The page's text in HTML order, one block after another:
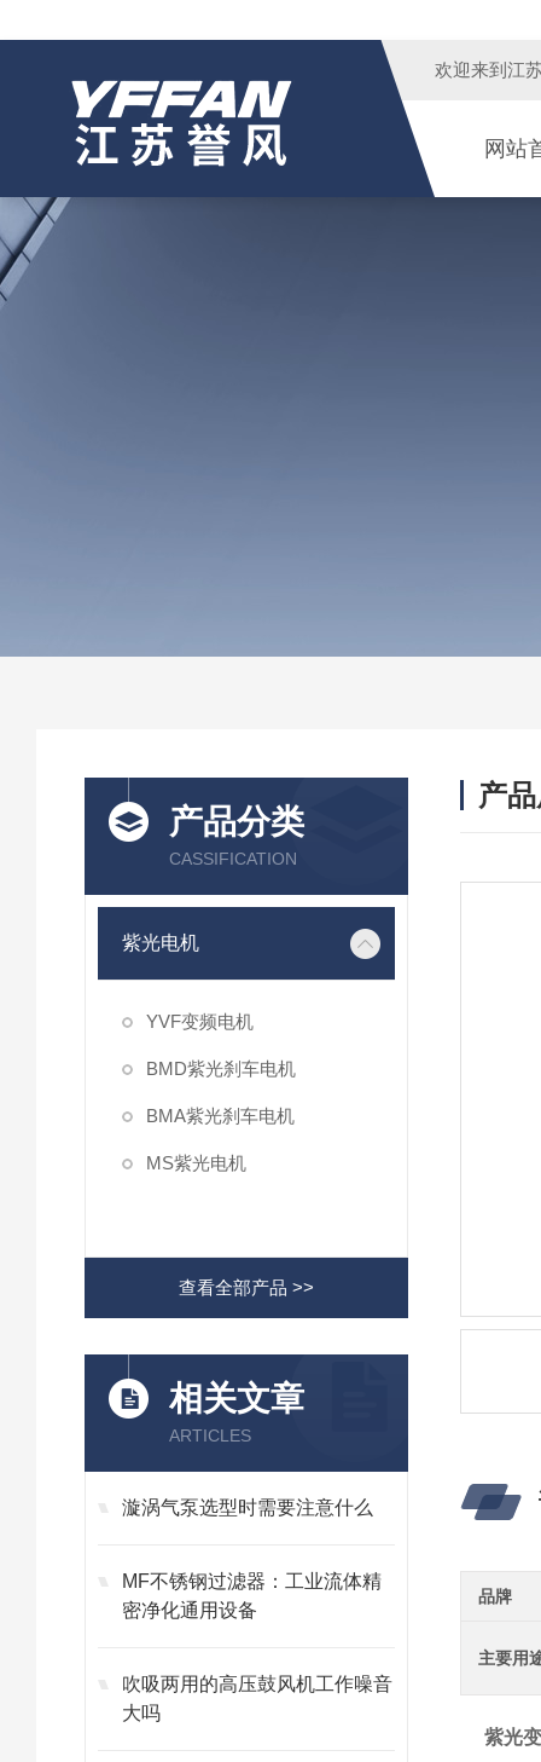
欢迎来到 江
网站
产品分类
CASSIFICATION
紫光电机
YVF变频电机
BMD紫光刹车电机
BMA紫光刹车电机
MS紫光电机
查看全部产品 >>
相关文章
ARTICLES
漩涡气泵选型时需要注意什么
MF不锈钢过滤器：工业流体精
密净化通用设备
吹吸两用的高压鼓风机工作噪音
大吗
产
品牌
主要用
紫光